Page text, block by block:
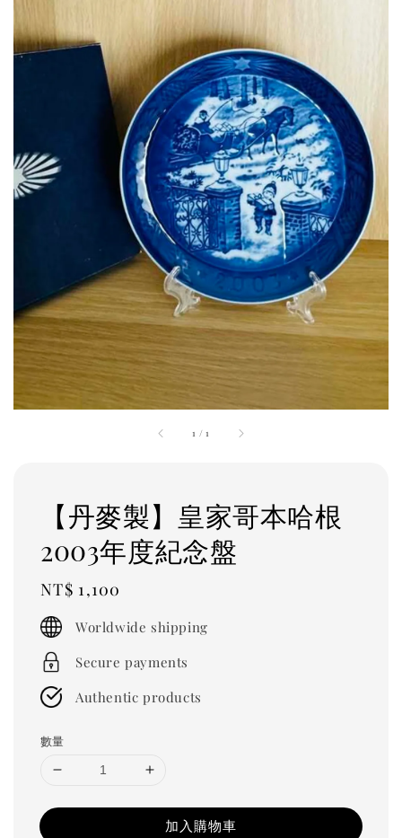
1 /1
【丹麥製】皇家哥本哈根
2003年度紀念盤
Regular
price
NT$ 1,100
Worldwide shipping
Secure payments
Authentic products
數量
加入購物車